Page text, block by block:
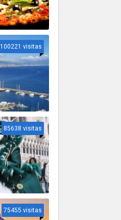
100221 visitas
85638 visitas
75455 visitas